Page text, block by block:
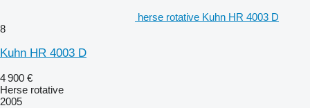
herse rotative Kuhn HR 4003 D
8
Kuhn HR 4003 D
4 900 €
Herse rotative
2005